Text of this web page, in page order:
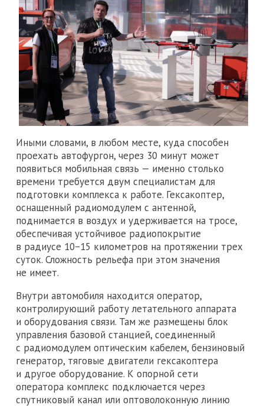
Иными словами, в любом месте, куда способен
проехать автофургон, через 30 минут может
появиться мобильная связь — именно столько
времени требуется двум специалистам для
подготовки комплекса к работе. Гексакоптер,
оснащенный радиомодулем с антенной,
поднимается в воздух и удерживается на тросе,
обеспечивая устойчивое радиопокрытие
в радиусе 10−15 километров на протяжении трех
суток. Сложность рельефа при этом значения
не имеет.
Внутри автомобиля находится оператор,
контролирующий работу летательного аппарата
и оборудования связи. Там же размещены блок
управления базовой станцией, соединенный
с радиомодулем оптическим кабелем, бензиновый
генератор, тяговые двигатели гексакоптера
и другое оборудование. К опорной сети
оператора комплекс подключается через
спутниковый канал или оптоволоконную линию